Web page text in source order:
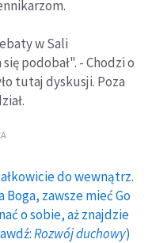
w Sali
podobał". - Chodzi o
tutaj dyskusji. Poza
do wewnątrz.
zawsze mieć Go
o sobie, aż znajdzie
Rozwój duchowy)